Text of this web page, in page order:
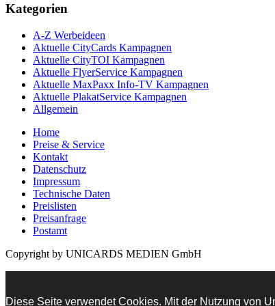
Kategorien
A-Z Werbeideen
Aktuelle CityCards Kampagnen
Aktuelle CityTOI Kampagnen
Aktuelle FlyerService Kampagnen
Aktuelle MaxPaxx Info-TV Kampagnen
Aktuelle PlakatService Kampagnen
Allgemein
Home
Preise & Service
Kontakt
Datenschutz
Impressum
Technische Daten
Preislisten
Preisanfrage
Postamt
Copyright by UNICARDS MEDIEN GmbH
Diese Seite verwendet Cookies. Mit der Nutzung von